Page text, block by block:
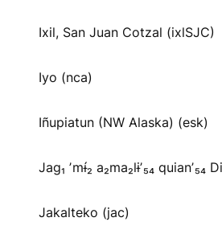
Ixil, San Juan Cotzal (ixlSJC)
Iyo (nca)
Iñupiatun (NW Alaska) (esk)
Jag₁ ʼmɨ́₂ a₂ma₂lɨʼ₅₄ quianʼ₅₄
Jakalteko (jac)